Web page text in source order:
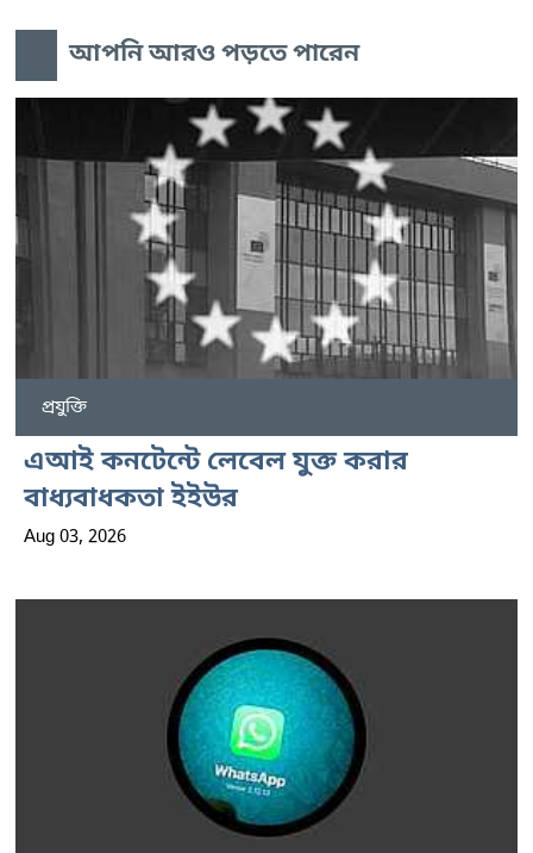
আপনি আরও পড়তে পারেন
প্রযুক্তি
এআই কনটেন্টে লেবেল যুক্ত করার
বাধ্যবাধকতা ইইউর
Aug 03, 2026